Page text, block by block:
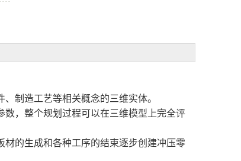
制造工艺等相关概念的三维实体。
，整个规划过程可以在三维模型上完全评
的生成和各种工序的结束逐步创建冲压零